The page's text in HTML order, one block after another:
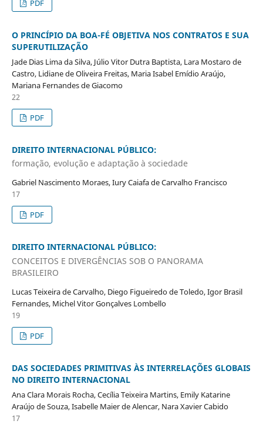
PDF
O PRINCÍPIO DA BOA-FÉ OBJETIVA NOS CONTRATOS E SUA
SUPERUTILIZAÇÃO
Jade Dias Lima da Silva, Júlio Vitor Dutra Baptista, Lara Mostaro de
Castro, Lidiane de Oliveira Freitas, Maria Isabel Emídio Araújo,
Mariana Fernandes de Giacomo
22
PDF
DIREITO INTERNACIONAL PÚBLICO:
formação, evolução e adaptação à sociedade
Gabriel Nascimento Moraes, Iury Caiafa de Carvalho Francisco
17
PDF
DIREITO INTERNACIONAL PÚBLICO:
CONCEITOS E DIVERGÊNCIAS SOB O PANORAMA
BRASILEIRO
Lucas Teixeira de Carvalho, Diego Figueiredo de Toledo, Igor Brasil
Fernandes, Michel Vitor Gonçalves Lombello
19
PDF
DAS SOCIEDADES PRIMITIVAS ÀS INTERRELAÇÕES GLOBAIS
NO DIREITO INTERNACIONAL
Ana Clara Morais Rocha, Cecília Teixeira Martins, Emily Katarine
Araújo de Souza, Isabelle Maier de Alencar, Nara Xavier Cabido
17